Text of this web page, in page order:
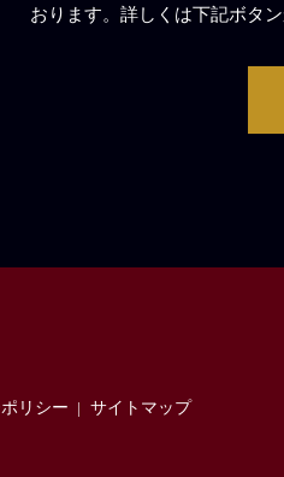
おります。詳しくは下記ボタ
リシー サイトマップ